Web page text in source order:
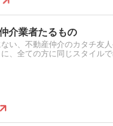
介業者たるもの
い、不動産仲介のカタチ友
、全ての方に同じスタイル